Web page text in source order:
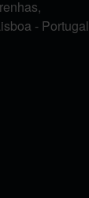
- Portugal